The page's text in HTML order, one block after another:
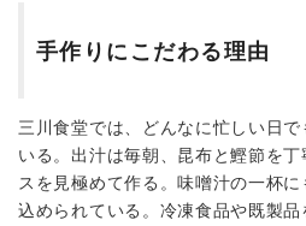
手作りにこだわる理由
三川食堂では、どんなに忙しい日
いる。出汁は毎朝、昆布と鰹節を
スを見極めて作る。味噌汁の一杯
込められている。冷凍食品や既製